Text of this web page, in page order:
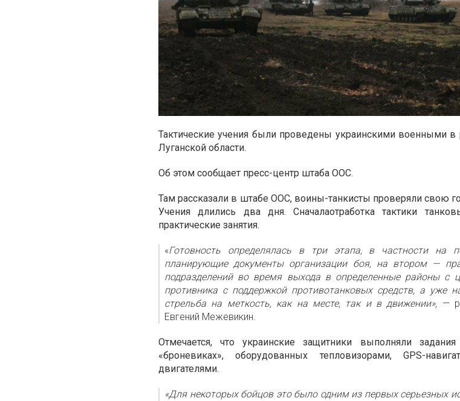
Тактические учения были проведены украинскими военными в
Луганской области.
Об этом сообщает пресс-центр штаба ООС.
Там рассказали в штабе ООС, воины-танкисты проверяли свою
Учения длились два дня. Сначалаотработка тактики
практические занятия.
«Готовность определялась в три этапа, в частности на
планирующие документы организации боя, на втором —
подразделений во время выхода в определенные районы с
противника с поддержкой противотанковых средств, а уже
стрельба на меткость, как на месте, так и в движении», —
Евгений Межевикин.
Отмечается, что украинские защитники выполняли
«броневиках», оборудованных тепловизорами, GPS-
двигателями.
«Для некоторых бойцов это было одним из первых серьезных